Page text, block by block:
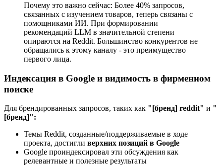
Почему это важно сейчас: Более 40% запросов,
связанных с изучением товаров, теперь связаны с
помощниками ИИ. При формировании
рекомендаций LLM в значительной степени
опираются на Reddit. Большинство конкурентов не
обращались к этому каналу - это преимущество
первого лица.
Индексация в Google и видимость в фирменном
поиске
Для брендированных запросов, таких как "[бренд] reddit" и "
[бренд]":
Темы Reddit, созданные/поддерживаемые в ходе
проекта, достигли верхних позиций в Google
Google проиндексировал эти обсуждения как
релевантные и полезные результаты